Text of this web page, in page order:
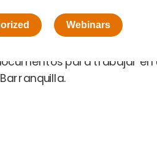
Webinars